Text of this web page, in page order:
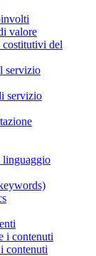
valore
costitutivi del
servizio
servizio
linguaggio
i contenuti
contenuti